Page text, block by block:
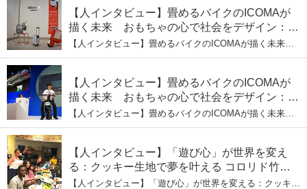
【人インタビュー】畳めるバイクのICOMAが
描く未来 おもちゃの心で社会をデザイン：株
式会社ICOMAの代表取締役・生駒崇光
（下）おもちゃで社会を変える、「トイボック
【人インタビュー】畳めるバイクのICOMAが描く未来
おもちゃの心で社会をデザイン：株式会社ICOMAの代表
イボックス」というデザインメソッド
【人インタビュー】畳めるバイクのICOMAが
描く未来 おもちゃの心で社会をデザイン：株
式会社ICOMAの代表取締役・生駒崇光
（上）「変形」に魅せられたデザイナーの軌
【人インタビュー】畳めるバイクのICOMAが描く未来
おもちゃの心で社会をデザイン：株式会社ICOMAの代表
ーの軌跡
【人インタビュー】「遊び心」が世界を変え
る：クッキー生地で夢を叶える コロリド竹内
ひとみ（下） 起業は「影響力」のため。愛と
【人インタビュー】「遊び心」が世界を変える：クッキー